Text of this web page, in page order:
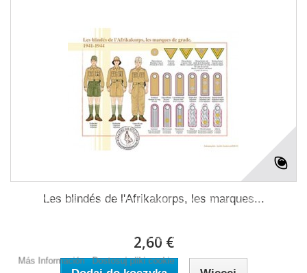
Les blindés de l'Afrikakorps, les marques...
2,60 €
Ta witryna korzysta z w?asnych plików cookie i plików cookie stron
nawigacja. Aby wyrazi? zgod? na jego u?ycie, naci?nij przycisk
Más Información Dostosuj pliki cookie